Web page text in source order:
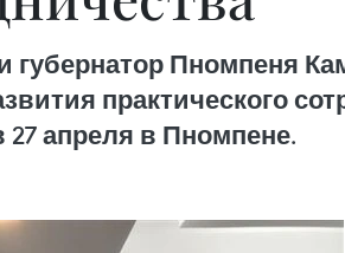
губернатор Пномпеня
практического
апреля в Пномпене.